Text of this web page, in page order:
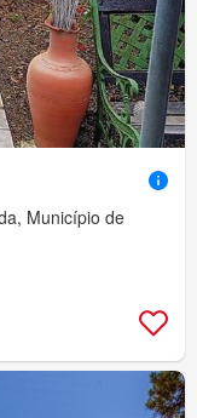
Município de